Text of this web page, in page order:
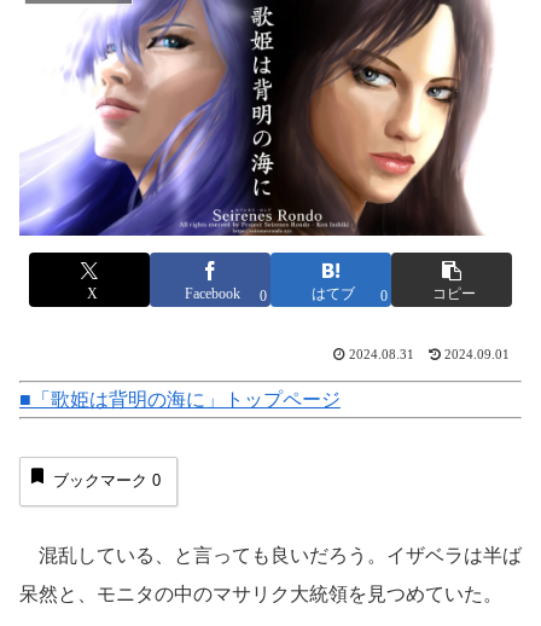
X Facebook 0 はてブ 0 コピー
2024.08.31 2024.09.01
■「歌姫は背明の海に」トップページ
ブックマーク 0
混乱している、と言っても良いだろう。イザベラは半ば
呆然と、モニタの中のマサリク大統領を見つめていた。